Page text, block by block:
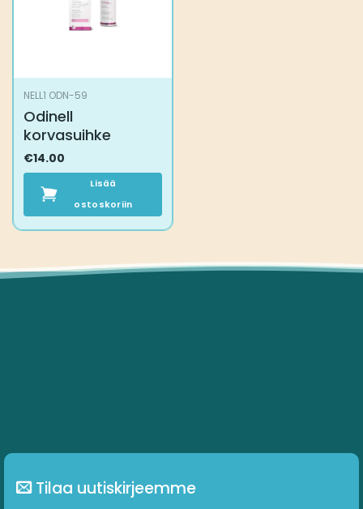
NELL1 ODN-59
Odinell
korvasuihke
€14.00
Lisää
ostoskoriin
Tilaa uutiskirjeemme